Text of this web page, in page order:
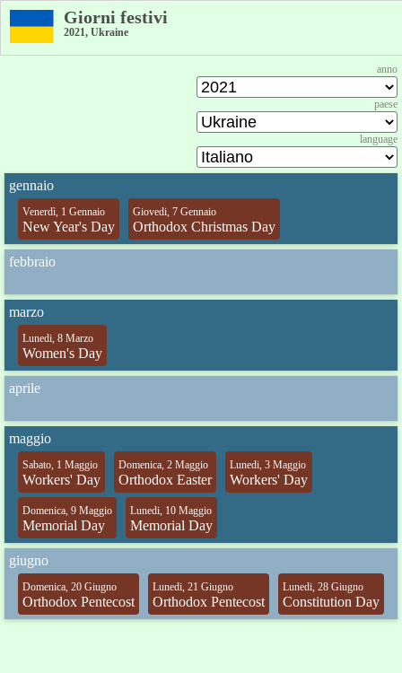
Giorni festivi
2021, Ukraine
anno
paese
language
gennaio
Venerdì, 1 Gennaio
New Year's Day
Giovedi, 7 Gennaio
Orthodox Christmas Day
febbraio
marzo
Lunedi, 8 Marzo
Women's Day
aprile
maggio
Sabato, 1 Maggio
Workers' Day
Domenica, 2 Maggio
Orthodox Easter
Lunedi, 3 Maggio
Workers' Day
Domenica, 9 Maggio
Memorial Day
Lunedi, 10 Maggio
Memorial Day
giugno
Domenica, 20 Giugno
Orthodox Pentecost
Lunedi, 21 Giugno
Orthodox Pentecost
Lunedi, 28 Giugno
Constitution Day